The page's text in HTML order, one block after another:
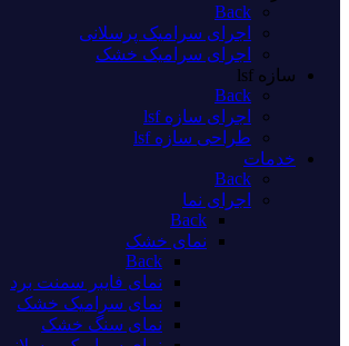
Back
اجرای سرامیک پرسلانی
اجرای سرامیک خشک
سازه lsf
Back
اجرای سازه lsf
طراحی سازه lsf
خدمات
Back
اجرای نما
Back
نمای خشک
Back
نمای فایبر سمنت برد
نمای سرامیک خشک
نمای سنگ خشک